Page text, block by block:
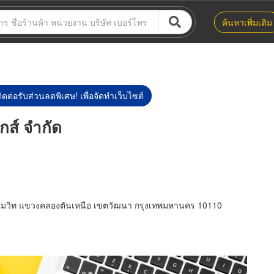
ค้นหาเพิ่มเติม
ต่อรับส่วนลดพิเศษ! เพื่อจัดทำเว็บไซต์
ส์ จำกัด
ท แขวงคลองตันเหนือ เขตวัฒนา กรุงเทพมหานคร 10110